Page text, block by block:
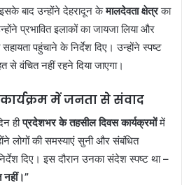
बाद उन्होंने देहरादून केमालदेवता क्षेत्रका
प्रभावित इलाकों का जायजा लिया और
सहायता पहुंचाने के निर्देश दिए। उन्होंने स्पष्ट
से वंचित नहीं रहने दिया जाएगा।
में जनता से संवाद
हीप्रदेशभर के तहसील दिवस कार्यक्रमोंमें
लोगों की समस्याएं सुनी और संबंधित
दिए। इस दौरान उनका संदेश स्पष्ट था –
नहीं।”